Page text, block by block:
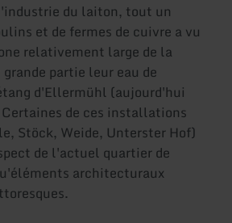
du laiton, tout un
et de fermes de cuivre a vu
relativement large de la
partie leur eau de
d'Ellermühl (aujourd'hui
de ces installations
Stöck, Weide, Unterster Hof)
de l'actuel quartier de
architecturaux